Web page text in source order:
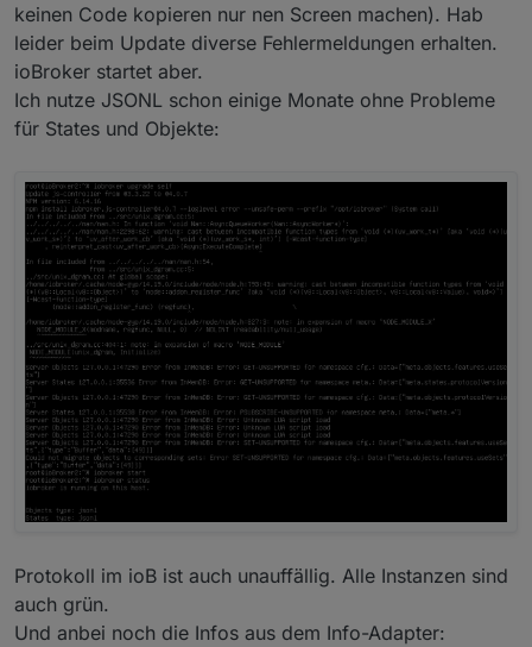
keinen Code kopieren nur nen Screen machen). Hab
leider beim Update diverse Fehlermeldungen erhalten.
ioBroker startet aber.
Ich nutze JSONL schon einige Monate ohne Probleme
für States und Objekte:
Protokoll im ioB ist auch unauffällig. Alle Instanzen sind
auch grün.
Und anbei noch die Infos aus dem Info-Adapter: